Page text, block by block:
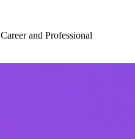
Career and Professional